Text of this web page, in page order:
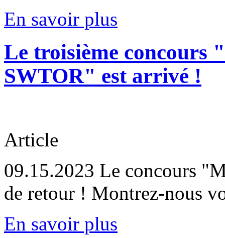
En savoir plus
Le troisième concours
SWTOR" est arrivé !
Article
09.15.2023 Le concours
de retour ! Montrez-nous
En savoir plus